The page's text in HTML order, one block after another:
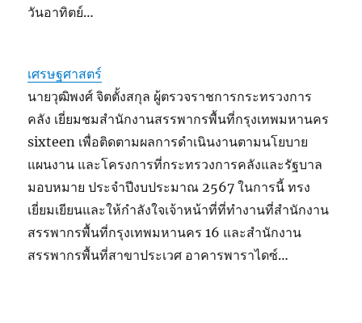
วันอาทิตย์…
เศรษฐศาสตร์
นายวุฒิพงศ์ จิตตั้งสกุล ผู้ตรวจราชการกระทรวงการ
คลัง เยี่ยมชมสำนักงานสรรพากรพื้นที่กรุงเทพมหานคร
sixteen เพื่อติดตามผลการดำเนินงานตามนโยบาย
แผนงาน และโครงการที่กระทรวงการคลังและรัฐบาล
มอบหมาย ประจำปีงบประมาณ 2567 ในการนี้ ทรง
เยี่ยมเยียนและให้กำลังใจเจ้าหน้าที่ที่ทำงานที่สำนักงาน
สรรพากรพื้นที่กรุงเทพมหานคร 16 และสำนักงาน
สรรพากรพื้นที่สาขาประเวศ อาคารพาราไดซ์…